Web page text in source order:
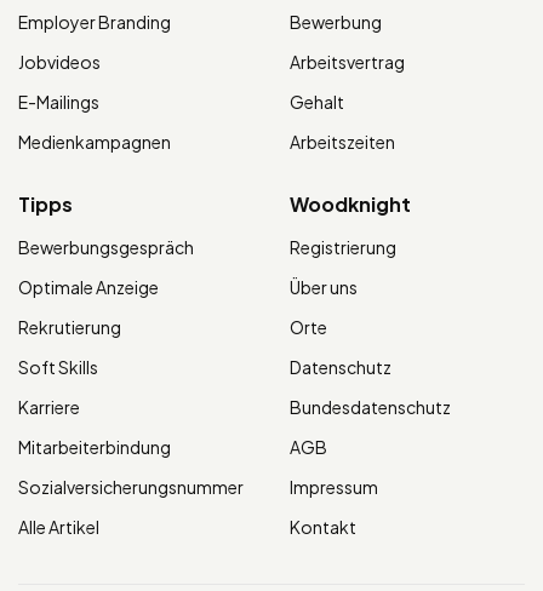
Employer Branding
Jobvideos
E-Mailings
Medienkampagnen
Bewerbung
Arbeitsvertrag
Gehalt
Arbeitszeiten
Tipps
Bewerbungsgespräch
Optimale Anzeige
Rekrutierung
Soft Skills
Karriere
Mitarbeiterbindung
Sozialversicherungsnummer
Alle Artikel
Woodknight
Registrierung
Über uns
Orte
Datenschutz
Bundesdatenschutz
AGB
Impressum
Kontakt